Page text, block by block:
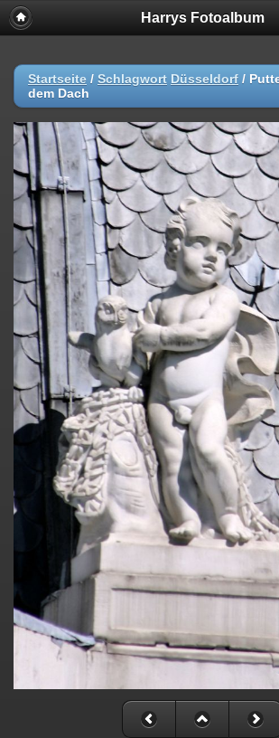
Harrys Fotoalbum
Startseite / Schlagwort Düsseldorf /
dem Dach